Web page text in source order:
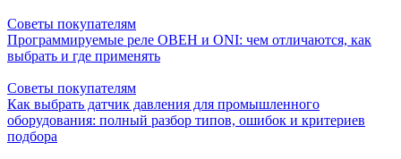
Советы покупателям
Программируемые реле ОВЕН и ONI: чем отличаются, как
выбрать и где применять
Советы покупателям
Как выбрать датчик давления для промышленного
оборудования: полный разбор типов, ошибок и критериев
подбора